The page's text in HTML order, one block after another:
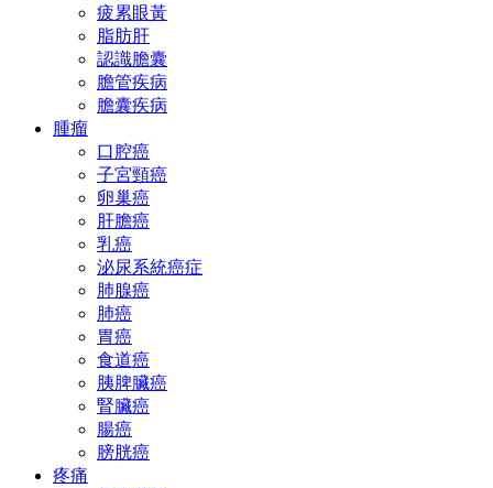
疲累眼黃
脂肪肝
認識膽囊
膽管疾病
膽囊疾病
腫瘤
口腔癌
子宮頸癌
卵巢癌
肝膽癌
乳癌
泌尿系統癌症
肺腺癌
肺癌
胃癌
食道癌
胰脾臟癌
腎臟癌
腸癌
膀胱癌
疼痛